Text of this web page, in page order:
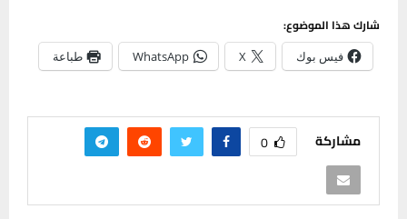
شارك هذا الموضوع:
فيس بوك X
WhatsApp طباعة
مشاركة 0